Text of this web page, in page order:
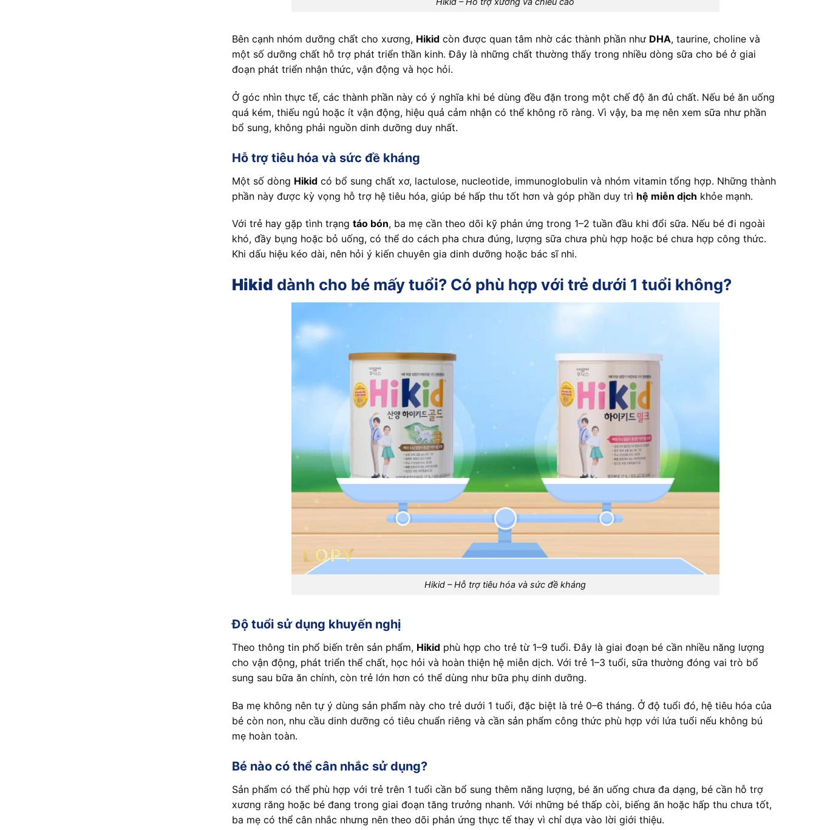
Bên cạnh nhóm dưỡng chất cho xương, Hikid còn được quan tâm nhờ các thành phần như DHA, taurine, choline và
một số dưỡng chất hỗ trợ phát triển thần kinh. Đây là những chất thường thấy trong nhiều dòng sữa cho bé ở giai
đoạn phát triển nhận thức, vận động và học hỏi.
Ở góc nhìn thực tế, các thành phần này có ý nghĩa khi bé dùng đều đặn trong một chế độ ăn đủ chất. Nếu bé ăn uống
quá kém, thiếu ngủ hoặc ít vận động, hiệu quả cảm nhận có thể không rõ ràng. Vì vậy, ba mẹ nên xem sữa như phần
bổ sung, không phải nguồn dinh dưỡng duy nhất.
Hỗ trợ tiêu hóa và sức đề kháng
Một số dòng Hikid có bổ sung chất xơ, lactulose, nucleotide, immunoglobulin và nhóm vitamin tổng hợp. Những thành
phần này được kỳ vọng hỗ trợ hệ tiêu hóa, giúp bé hấp thu tốt hơn và góp phần duy trì hệ miễn dịch khỏe mạnh.
Với trẻ hay gặp tình trạng táo bón, ba mẹ cần theo dõi kỹ phản ứng trong 1–2 tuần đầu khi đổi sữa. Nếu bé đi ngoài
khó, đầy bụng hoặc bỏ uống, có thể do cách pha chưa đúng, lượng sữa chưa phù hợp hoặc bé chưa hợp công thức.
Khi dấu hiệu kéo dài, nên hỏi ý kiến chuyên gia dinh dưỡng hoặc bác sĩ nhi.
Hikid dành cho bé mấy tuổi? Có phù hợp với trẻ dưới 1 tuổi không?
Hikid – Hỗ trợ tiêu hóa và sức đề kháng
Độ tuổi sử dụng khuyến nghị
Theo thông tin phổ biến trên sản phẩm, Hikid phù hợp cho trẻ từ 1–9 tuổi. Đây là giai đoạn bé cần nhiều năng lượng
cho vận động, phát triển thể chất, học hỏi và hoàn thiện hệ miễn dịch. Với trẻ 1–3 tuổi, sữa thường đóng vai trò bổ
sung sau bữa ăn chính, còn trẻ lớn hơn có thể dùng như bữa phụ dinh dưỡng.
Ba mẹ không nên tự ý dùng sản phẩm này cho trẻ dưới 1 tuổi, đặc biệt là trẻ 0–6 tháng. Ở độ tuổi đó, hệ tiêu hóa của
bé còn non, nhu cầu dinh dưỡng có tiêu chuẩn riêng và cần sản phẩm công thức phù hợp với lứa tuổi nếu không bú
mẹ hoàn toàn.
Bé nào có thể cân nhắc sử dụng?
Sản phẩm có thể phù hợp với trẻ trên 1 tuổi cần bổ sung thêm năng lượng, bé ăn uống chưa đa dạng, bé cần hỗ trợ
xương răng hoặc bé đang trong giai đoạn tăng trưởng nhanh. Với những bé thấp còi, biếng ăn hoặc hấp thu chưa tốt,
ba mẹ có thể cân nhắc nhưng nên theo dõi phản ứng thực tế thay vì chỉ dựa vào lời giới thiệu.